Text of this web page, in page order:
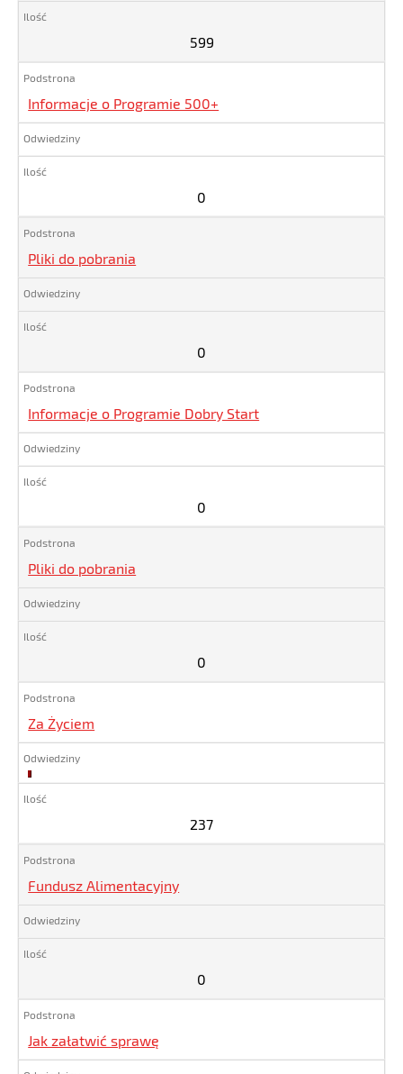
599
Informacje o Programie 500+
0
Pliki do pobrania
0
Informacje o Programie Dobry Start
0
Pliki do pobrania
0
Za Życiem
237
237
Fundusz Alimentacyjny
0
Jak załatwić sprawę